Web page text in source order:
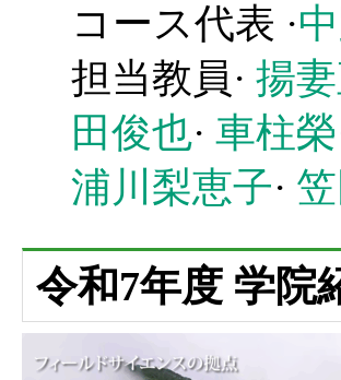
コース代表 ·
担当教員· 揚
田俊也· 車柱榮
浦川梨恵子·
令和7年度 学院